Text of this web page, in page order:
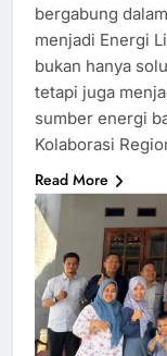
bergabung
menjadi Energi
bukan hanya
tetapi juga
sumber energi
Kolaborasi
Read More